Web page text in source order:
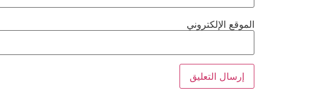
الموقع الإلكتروني